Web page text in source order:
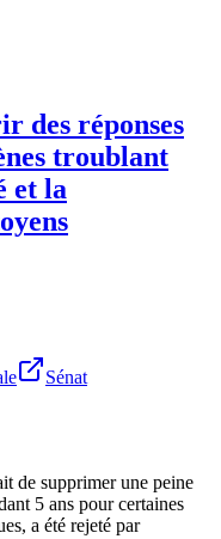
des réponses
troublant
et la
Sénat
de supprimer une peine
5 ans pour certaines
a été rejeté par